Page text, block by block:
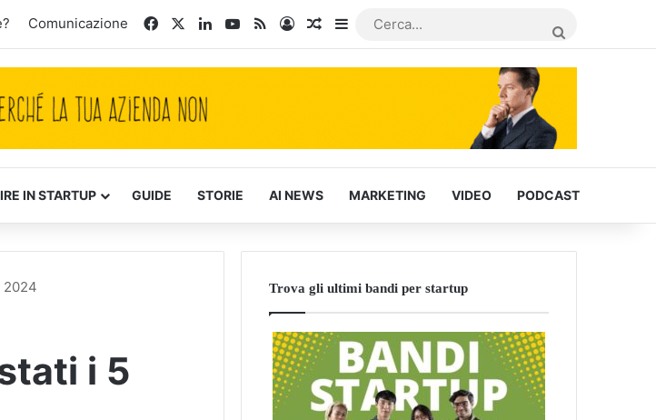
Comunicazione FacebookLinkedInYou Tube
RSSAccediArticoli Casuali
Barra laterale
IN STARTUP GUIDE STORIE AI NEWS MARKETING VIDEO PODCAST
2024
i 5
Trova gli ultimi bandi per startup